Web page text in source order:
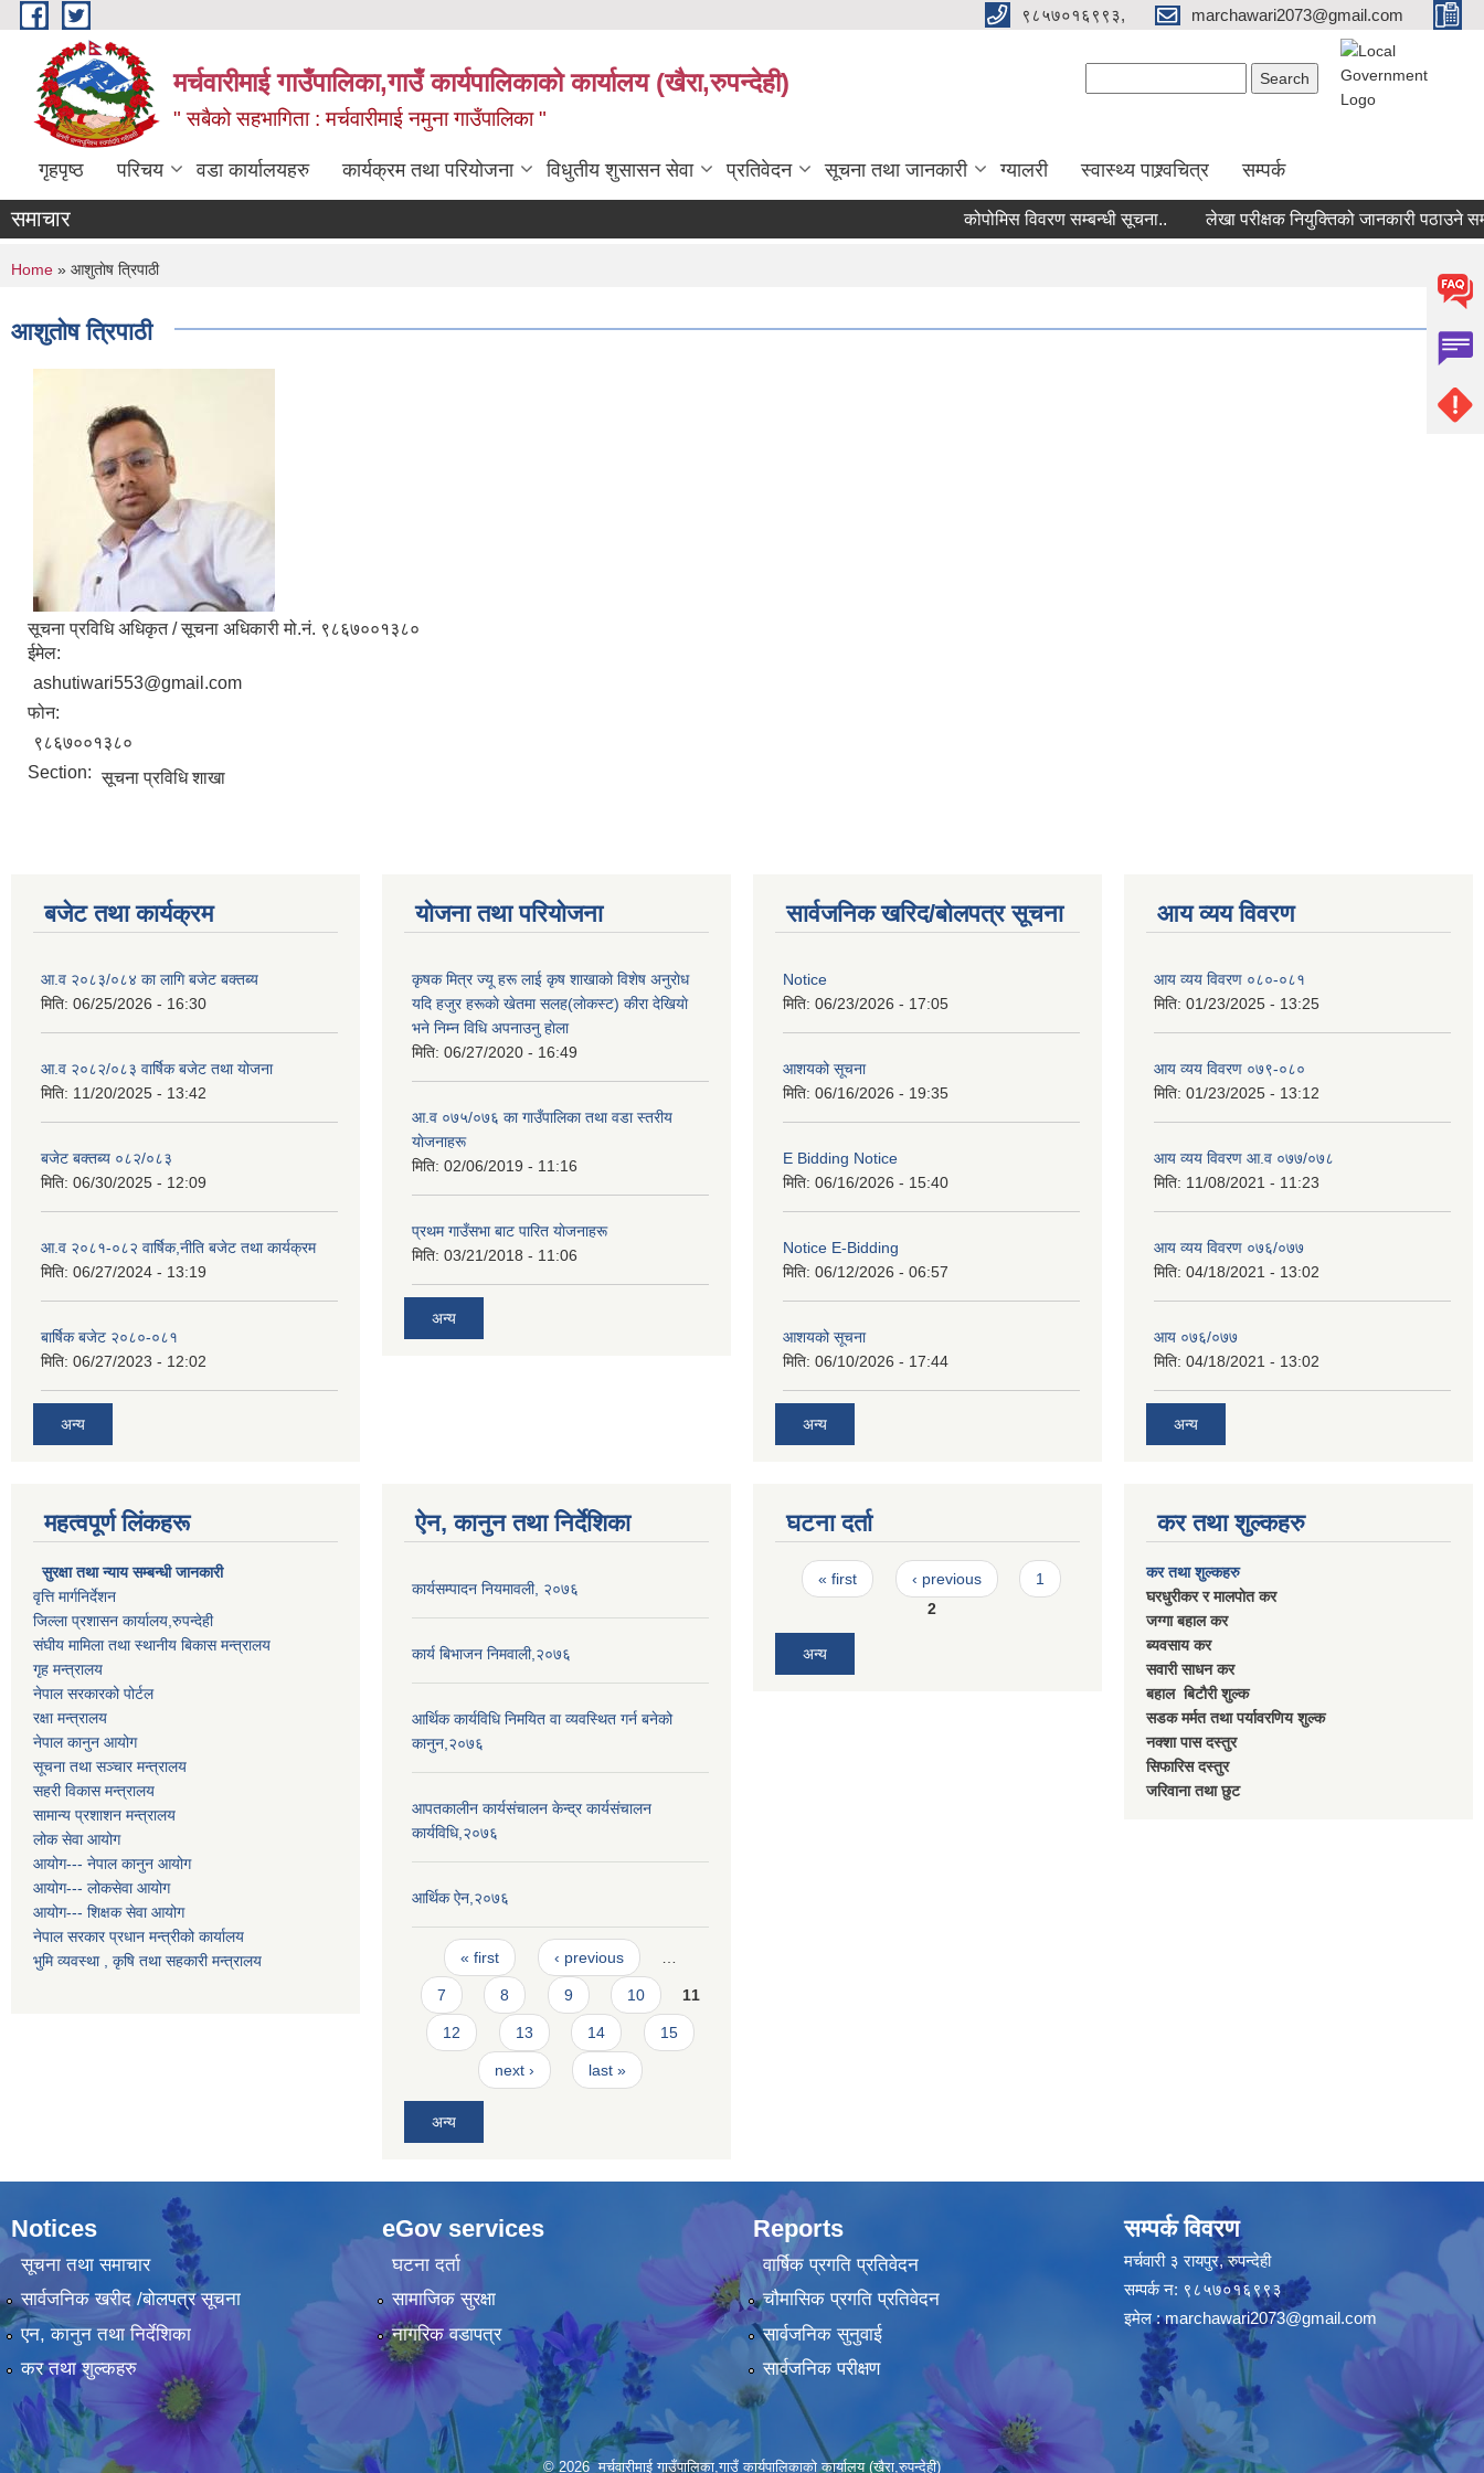
Skip to main content ९८५७०१६९९३, marchawari2073@gmail.com
मर्चवारीमाई गाउँपालिका,गाउँ कार्यपालिकाको कार्यालय (खैरा,रुपन्देही)
" सबैको सहभागिता : मर्चवारीमाई नमुना गाउँपालिका "
गृहपृष्ठ परिचय वडा कार्यालयहरु कार्यक्रम तथा परियोजना विधुतीय शुसासन सेवा प्रतिवेदन सूचना तथा जानकारी ग्यालरी स्वास्थ्य पाश्र्वचित्र सम्पर्क
समाचार कोपोमिस विवरण सम्बन्धी सूचना.. लेखा परीक्षक नियुक्तिको जानकारी पठाउने
You are here
Home » आशुताेष त्रिपाठी
आशुताेष त्रिपाठी
सूचना प्रविधि अधिकृत / सूचना अधिकारी मो.नं. ९८६७००१३८०
ईमेल:
ashutiwari553@gmail.com
फोन:
९८६७००१३८०
Section: सूचना प्रविधि शाखा
बजेट तथा कार्यक्रम
आ.व २०८३/०८४ का लागि बजेट बक्तब्य
मिति: 06/25/2026 - 16:30
आ.व २०८२/०८३ वार्षिक बजेट तथा योजना
मिति: 11/20/2025 - 13:42
बजेट बक्तब्य ०८२/०८३
मिति: 06/30/2025 - 12:09
आ.व २०८१-०८२ वार्षिक,नीति बजेट तथा कार्यक्रम
मिति: 06/27/2024 - 13:19
बार्षिक बजेट २०८०-०८१
मिति: 06/27/2023 - 12:02
अन्य
योजना तथा परियोजना
कृषक मित्र ज्यू हरू लाई कृष शाखाकाे विशेष अनुराेध
यदि हजुर हरूकाे खेतमा सलह(लाेकस्ट) कीरा देखियाे
भने निम्न विधि अपनाउनु हाेला
मिति: 06/27/2020 - 16:49
आ‍.व ०७५/०७६ का गाउँपालिका तथा वडा स्तरीय
याेजनाहरू
मिति: 02/06/2019 - 11:16
प्रथम गाउँसभा बाट पारित याेजनाहरू
मिति: 03/21/2018 - 11:06
अन्य
सार्वजनिक खरिद/बोलपत्र सूचना
Notice
मिति: 06/23/2026 - 17:05
आशयको सूचना
मिति: 06/16/2026 - 19:35
E Bidding Notice
मिति: 06/16/2026 - 15:40
Notice E-Bidding
मिति: 06/12/2026 - 06:57
आशयको सूचना
मिति: 06/10/2026 - 17:44
अन्य
आय व्यय विवरण
आय व्यय विवरण ०८०-०८१
मिति: 01/23/2025 - 13:25
आय व्यय विवरण ०७९-०८०
मिति: 01/23/2025 - 13:12
आय व्यय विवरण आ.व ०७७/०७८
मिति: 11/08/2021 - 11:23
आय व्यय विवरण ०७६/०७७
मिति: 04/18/2021 - 13:02
आय ०७६/०७७
मिति: 04/18/2021 - 13:02
अन्य
महत्वपूर्ण लिंकहरू
सुरक्षा तथा न्याय सम्बन्धी जानकारी
वृत्ति मार्गनिर्देशन
जिल्ला प्रशासन कार्यालय,रुपन्देही
संघीय मामिला तथा स्थानीय बिकास मन्त्रालय
गृह मन्त्रालय
नेपाल सरकारको पोर्टल
रक्षा मन्त्रालय
नेपाल कानुन आयोग
सूचना तथा सञ्चार मन्त्रालय
सहरी विकास मन्त्रालय
सामान्य प्रशाशन मन्त्रालय
लोक सेवा आयोग
आयोग--- नेपाल कानुन आयोग
आयोग--- लोकसेवा आयोग
आयोग--- शिक्षक सेवा आयोग
नेपाल सरकार प्रधान मन्त्रीको कार्यालय
भुमि व्यवस्था , कृषि तथा सहकारी मन्त्रालय
ऐन, कानुन तथा निर्देशिका
कार्यसम्पादन नियमावली, २०७६
कार्य बिभाजन निमवाली,२०७६
आर्थिक कार्यविधि निमयित वा व्यवस्थित गर्न बनेको
कानुन,२०७६
आपतकालीन कार्यसंचालन केन्द्र कार्यसंचालन
कार्यविधि,२०७६
आर्थिक ऐन,२०७६
Pages
« first ‹ previous
7 8 9 10 11
12 13 14 15
next › last »
अन्य
घटना दर्ता
Pages
« first ‹ previous
1
2
अन्य
कर तथा शुल्कहरु
कर तथा शुल्कहरु
घरधुरीकर र मालपाेत कर
जग्गा बहाल कर
ब्यवसाय कर
सवारी साधन कर
बहाल बिटाैरी शुल्क
सडक मर्मत तथा पर्यावरणिय शुल्क
नक्शा पास दस्तुर
सिफारिस दस्तुर
जरिवाना तथा छुट
Notices
सूचना तथा समाचार
सार्वजनिक खरीद /बोलपत्र सूचना
एन, कानुन तथा निर्देशिका
कर तथा शुल्कहरु
eGov services
घटना दर्ता
सामाजिक सुरक्षा
नागरिक वडापत्र
Reports
वार्षिक प्रगति प्रतिवेदन
चौमासिक प्रगति प्रतिवेदन
सार्वजनिक सुनुवाई
सार्वजनिक परीक्षण
सम्पर्क विवरण
मर्चवारी ३ रायपुर, रुपन्देही
सम्पर्क न: ९८५७०१६९९३
इमेल :marchawari2073@gmail.com
© 2026 मर्चवारीमाई गाउँपालिका,गाउँ कार्यपालिकाको कार्यालय (खैरा,रुपन्देही)